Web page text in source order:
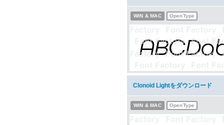
WIN & MAC OpenType
Clonoid Lightをダウンロード
WIN & MAC OpenType